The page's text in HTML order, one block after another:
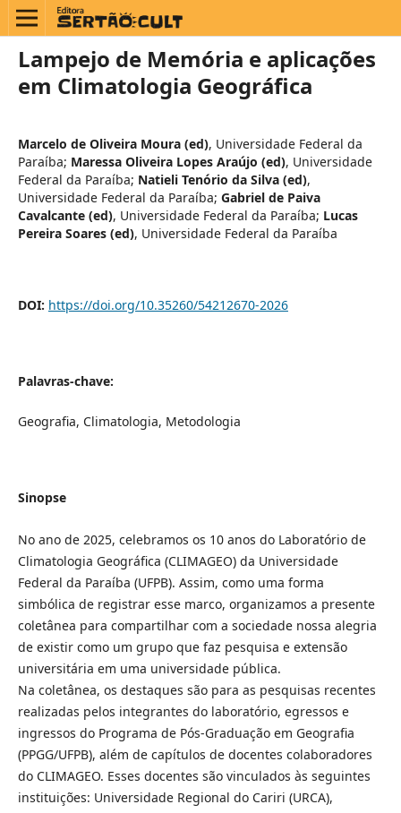
Lampejo de Memória e aplicações
em Climatologia Geográfica
Marcelo de Oliveira Moura (ed), Universidade Federal da
Paraíba; Maressa Oliveira Lopes Araújo (ed), Universidade
Federal da Paraíba; Natieli Tenório da Silva (ed),
Universidade Federal da Paraíba; Gabriel de Paiva
Cavalcante (ed), Universidade Federal da Paraíba; Lucas
Pereira Soares (ed), Universidade Federal da Paraíba
DOI: https://doi.org/10.35260/54212670-2026
Palavras-chave:
Geografia, Climatologia, Metodologia
Sinopse
No ano de 2025, celebramos os 10 anos do Laboratório de
Climatologia Geográfica (CLIMAGEO) da Universidade
Federal da Paraíba (UFPB). Assim, como uma forma
simbólica de registrar esse marco, organizamos a presente
coletânea para compartilhar com a sociedade nossa alegria
de existir como um grupo que faz pesquisa e extensão
universitária em uma universidade pública.
Na coletânea, os destaques são para as pesquisas recentes
realizadas pelos integrantes do laboratório, egressos e
ingressos do Programa de Pós-Graduação em Geografia
(PPGG/UFPB), além de capítulos de docentes colaboradores
do CLIMAGEO. Esses docentes são vinculados às seguintes
instituições: Universidade Regional do Cariri (URCA),